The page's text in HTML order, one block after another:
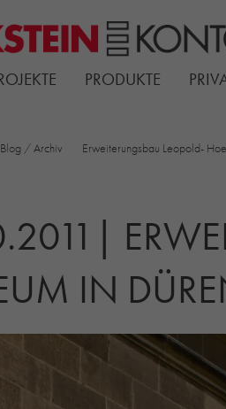
PRODUKTE
Blog / Archiv Erweiterungsbau Leopold-
IN